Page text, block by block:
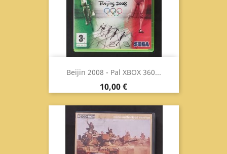
Beijin 2008 - Pal XBOX 360...
Prezzo
10,00 €